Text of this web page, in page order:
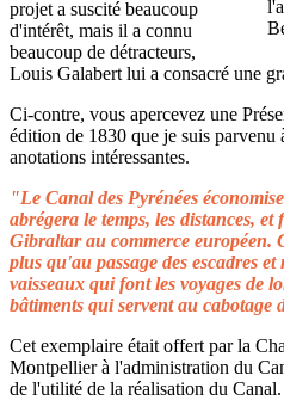
projet a suscité beaucoup
d'intérêt, mais il a connu
beaucoup de détracteurs,
Louis Galabert lui a consacré une
Ci-contre, vous apercevez une
édition de 1830 que je suis parvenu
anotations intéressantes.
"Le Canal des Pyrénées
abrégera le temps, les distances,
Gibraltar au commerce européen.
plus qu'au passage des escadres
vaisseaux qui font les voyages de
bâtiments qui servent au cabotage
Cet exemplaire était offert par la
Montpellier à l'administration du
de l'utilité de la réalisation du Canal.